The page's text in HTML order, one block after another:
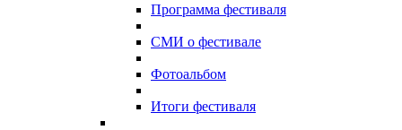
Программа фестиваля
СМИ о фестивале
Фотоальбом
Итоги фестиваля